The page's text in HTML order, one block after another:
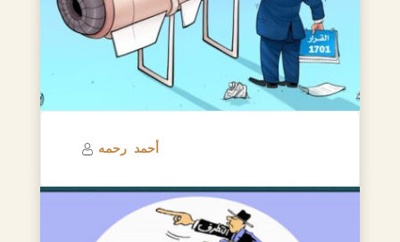
أحمد رحمه